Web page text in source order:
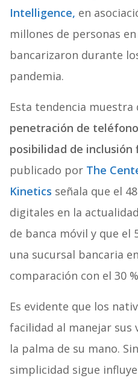
Intelligence, en
millones de personas
bancarizaron durante
pandemia.
Esta tendencia muestra
penetración de
posibilidad de inclusión
publicado por The
Kinetics señala que el
digitales en la
de banca móvil y que el
una sucursal bancaria
comparación con el 30
Es evidente que los
facilidad al manejar sus
la palma de su mano.
simplicidad sigue